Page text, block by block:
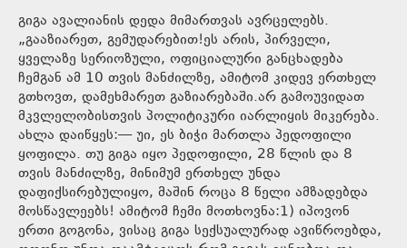
გიგა ავალიანის დედა მიმართვას ავრცელებს.
„გააზიარეთ, გემუდარებით!ეს არის, პირველი,
ყველაზე სერიოზული, ოფიციალური განცხადება
ჩემგან ამ 10 თვის მანძილზე, ამიტომ კიდევ ერთხელ
გთხოვთ, დამეხმარეთ გაზიარებაში.არ გამოუვიდათ
მკვლელობისთვის პოლიტიკური იარლიყის მიკერება.
ახლა დაიწყეს:— უი, ეს ბიჭი მართლა პედოფილი
ყოფილა. თუ გიგა იყო პედოფილი, 28 წლის და 8
თვის მანძილზე, მინიმუმ ერთხელ უნდა
დაფიქსირებულიყო, მაშინ როცა 8 წელი ამზადებდა
მოსწავლეებს! ამიტომ ჩემი მოთხოვნა:1) იპოვონ
ერთი გოგონა, ვისაც გიგა სექსუალურად ავიწროებდა,